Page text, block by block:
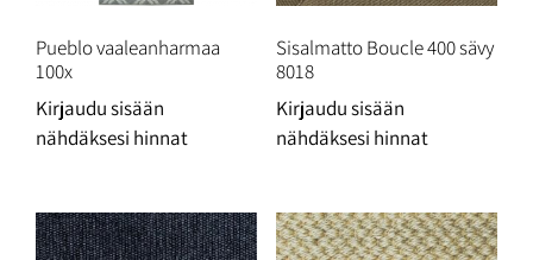
Pueblo vaaleanharmaa
100x
Kirjaudu sisään
nähdäksesi hinnat
Sisalmatto Boucle 400 sävy
8018
Kirjaudu sisään
nähdäksesi hinnat